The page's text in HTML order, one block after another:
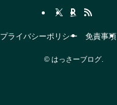
プライバシーポリシー 免責事項
©はっさーブログ.